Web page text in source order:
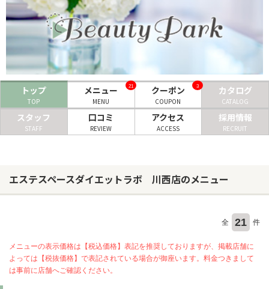
まつげサロン
エステサロン
リラクゼーションサロン
美容クリニック
ヘアカタログ
ネイルカタログ
トップ
TOP
メニュー
MENU
21 クーポン
COUPON
3 カタログ
CATALOG
スタッフ
STAFF
口コミ
REVIEW
アクセス
ACCESS
採用情報
RECRUIT
エステスペースダイエットラボ 川西店のメニュー
全 21 件
メニューの表示価格は【税込価格】表記を推奨しておりますが、掲載店舗に
よっては【税抜価格】で表記されている場合が御座います。料金つきまして
は事前に店舗へご確認ください。